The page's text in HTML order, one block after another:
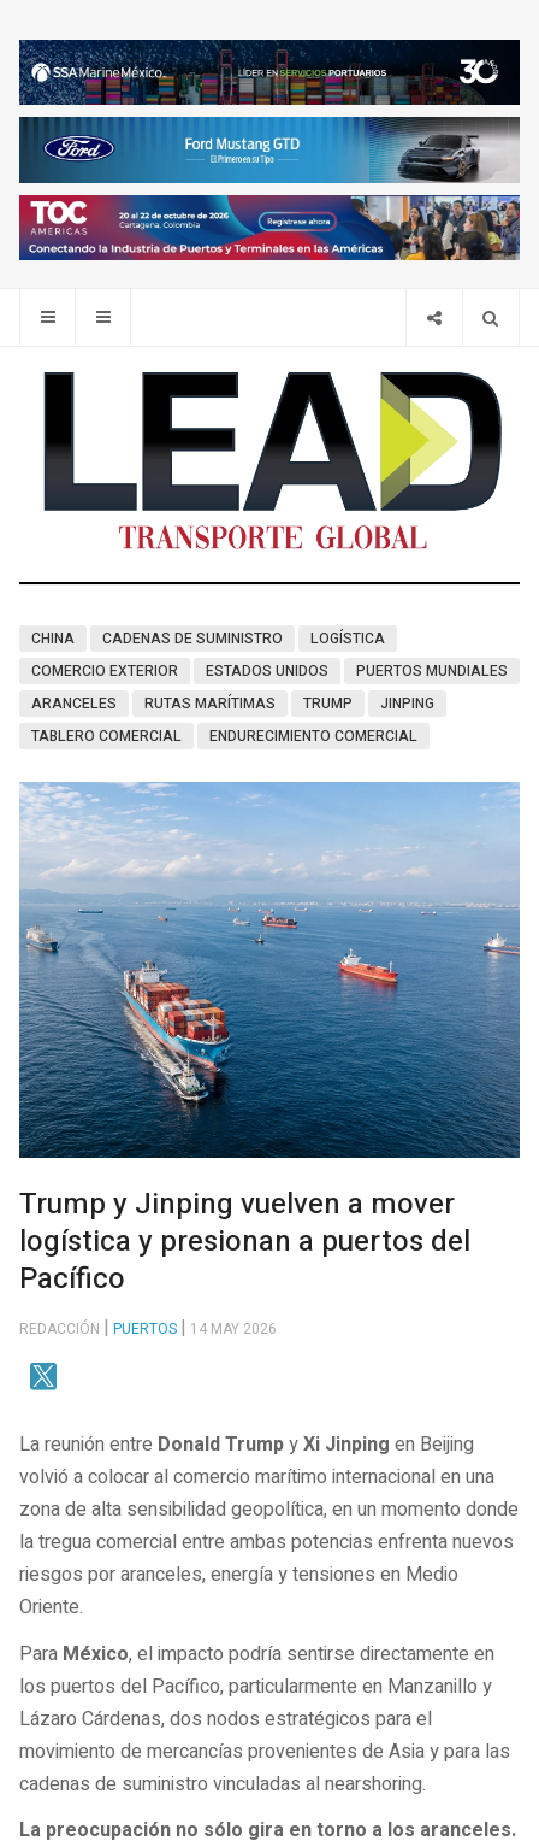
CHINA CADENAS DE SUMINISTRO
LOGÍSTICA
COMERCIO EXTERIOR
ESTADOS UNIDOS
PUERTOS MUNDIALES
ARANCELES
RUTAS MARÍTIMAS TRUMP
JINPING
TABLERO COMERCIAL
ENDURECIMIENTO COMERCIAL
Trump y Jinping vuelven a mover
logística y presionan a puertos del
Pacífico
REDACCIÓN PUERTOS 14 MAY 2026
La reunión entre Donald TrumpyXi Jinping en Beijing
volvió a colocar al comercio marítimo internacional en una
zona de alta sensibilidad geopolítica, en un momento donde
la tregua comercial entre ambas potencias enfrenta nuevos
riesgos por aranceles, energía y tensiones en Medio
Oriente.
Para México, el impacto podría sentirse directamente en
los puertos del Pacífico, particularmente en Manzanillo y
Lázaro Cárdenas, dos nodos estratégicos para el
movimiento de mercancías provenientes de Asia y para las
cadenas de suministro vinculadas al nearshoring.
La preocupación no sólo gira en torno a los aranceles.